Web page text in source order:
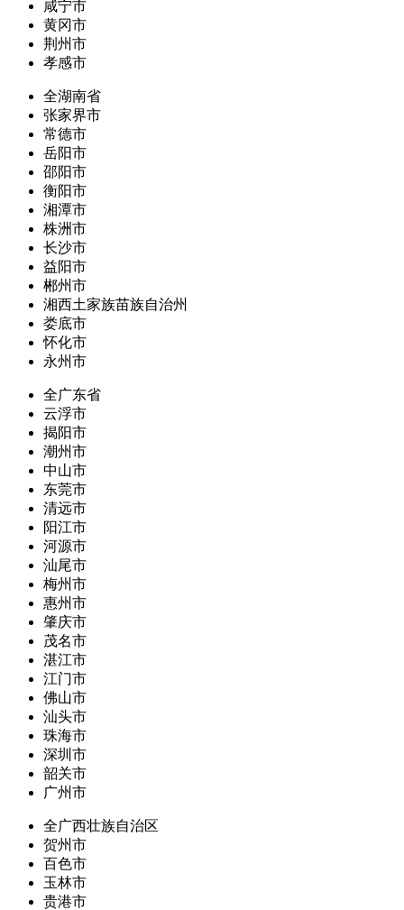
咸宁市
黄冈市
荆州市
孝感市
全湖南省
张家界市
常德市
岳阳市
邵阳市
衡阳市
湘潭市
株洲市
长沙市
益阳市
郴州市
湘西土家族苗族自治州
娄底市
怀化市
永州市
全广东省
云浮市
揭阳市
潮州市
中山市
东莞市
清远市
阳江市
河源市
汕尾市
梅州市
惠州市
肇庆市
茂名市
湛江市
江门市
佛山市
汕头市
珠海市
深圳市
韶关市
广州市
全广西壮族自治区
贺州市
百色市
玉林市
贵港市